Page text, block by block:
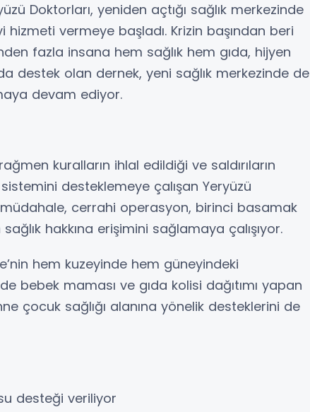
Doktorları, yeniden açtığı sağlık merkezinde
vermeye başladı. Krizin başından beri
fazla insana hem sağlık hem gıda, hijyen
destek olan dernek, yeni sağlık merkezinde de
devam ediyor.
kuralların ihlal edildiği ve saldırıların
desteklemeye çalışan Yeryüzü
cerrahi operasyon, birinci basamak
hakkına erişimini sağlamaya çalışıyor.
hem kuzeyinde hem güneyindeki
bebek maması ve gıda kolisi dağıtımı yapan
çocuk sağlığı alanına yönelik desteklerini de
desteği veriliyor